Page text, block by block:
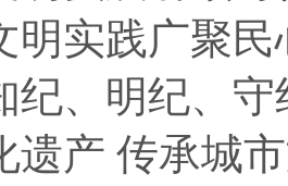
明实践广聚民
纪、明纪、守
遗产 传承城